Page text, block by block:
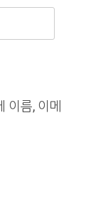
이름, 이메